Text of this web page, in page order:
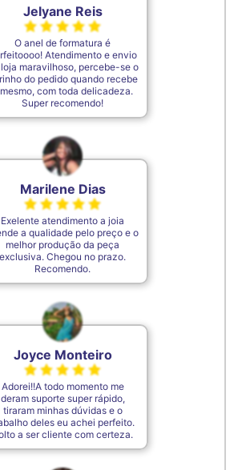
Jelyane Reis
O anel de formatura é
Atendimento e envio
maravilhoso, percebe-se o
do pedido quando recebe
com toda delicadeza.
Super recomendo!
Marilene Dias
Exelente atendimento a joia
a qualidade pelo preço e o
melhor produção da peça
exclusiva. Chegou no prazo.
Recomendo.
Joyce Monteiro
Adorei!!A todo momento me
deram suporte super rápido,
tiraram minhas dúvidas e o
deles eu achei perfeito.
a ser cliente com certeza.